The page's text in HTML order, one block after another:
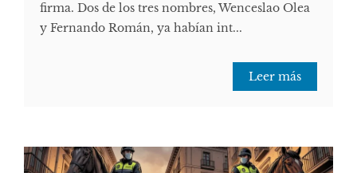
firma. Dos de los tres nombres, Wenceslao Olea
y Fernando Román, ya habían int...
Leer más